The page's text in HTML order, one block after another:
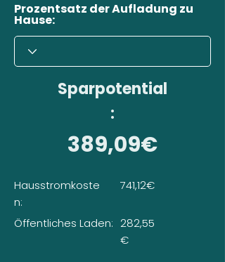
Prozentsatz der Aufladung zu
Hause:
Sparpotential
:
389,09€
Hausstromkoste
n:
Öffentliches Laden:
741,12€
282,55
€